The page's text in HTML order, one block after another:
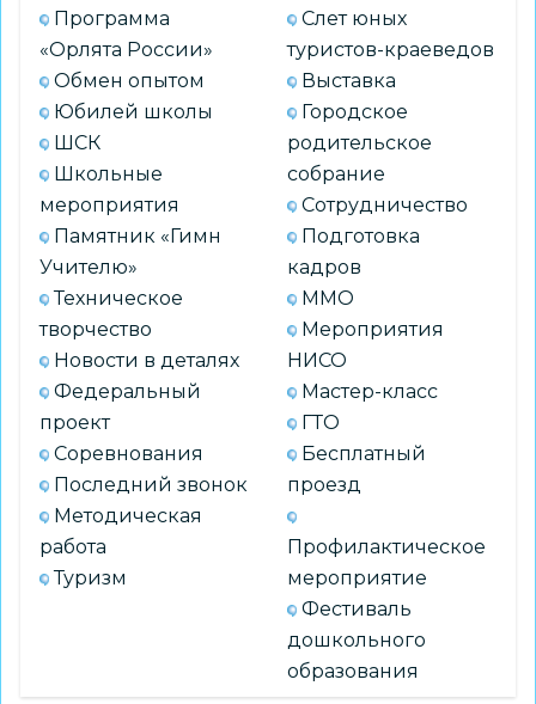
Программа
«Орлята России»
Обмен опытом
Юбилей школы
ШСК
Школьные
мероприятия
Памятник «Гимн
Учителю»
Техническое
творчество
Новости в деталях
Федеральный
проект
Соревнования
Последний звонок
Методическая
работа
Туризм
Слет юных
туристов-краеведов
Выставка
Городское
родительское
собрание
Сотрудничество
Подготовка
кадров
ММО
Мероприятия
НИСО
Мастер-класс
ГТО
Бесплатный
проезд
Профилактическое
мероприятие
Фестиваль
дошкольного
образования